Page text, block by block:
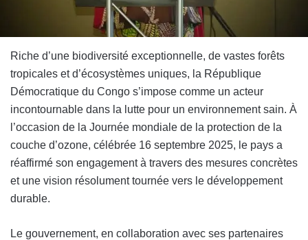
Riche d’une biodiversité exceptionnelle, de vastes forêts
tropicales et d’écosystèmes uniques, la République
Démocratique du Congo s’impose comme un acteur
incontournable dans la lutte pour un environnement sain. À
l’occasion de la Journée mondiale de la protection de la
couche d’ozone, célébrée 16 septembre 2025, le pays a
réaffirmé son engagement à travers des mesures concrètes
et une vision résolument tournée vers le développement
durable.
Le gouvernement, en collaboration avec ses partenaires